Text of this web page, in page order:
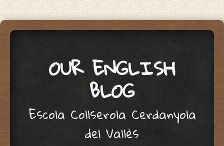
OUR ENGLISH
BLOG
Escola Collserola Cerdanyola
del Vallès